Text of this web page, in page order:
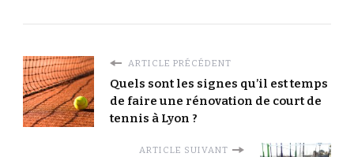
ARTICLE PRÉCÉDENT
Quels sont les signes qu’il est temps
de faire une rénovation de court de
tennis à Lyon ?
ARTICLE SUIVANT